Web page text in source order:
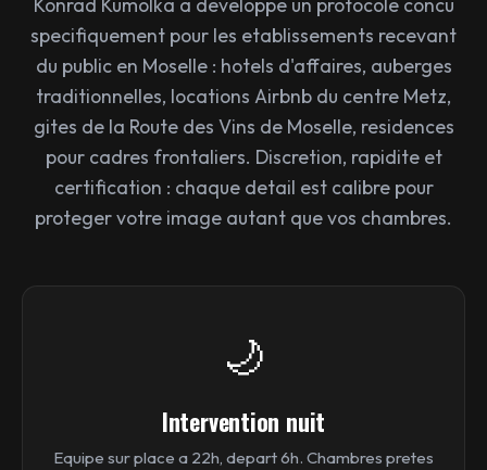
Konrad Kumolka a developpe un protocole concu
specifiquement pour les etablissements recevant
du public en Moselle : hotels d'affaires, auberges
traditionnelles, locations Airbnb du centre Metz,
gites de la Route des Vins de Moselle, residences
pour cadres frontaliers. Discretion, rapidite et
certification : chaque detail est calibre pour
proteger votre image autant que vos chambres.
🌙
Intervention nuit
Equipe sur place a 22h, depart 6h. Chambres pretes